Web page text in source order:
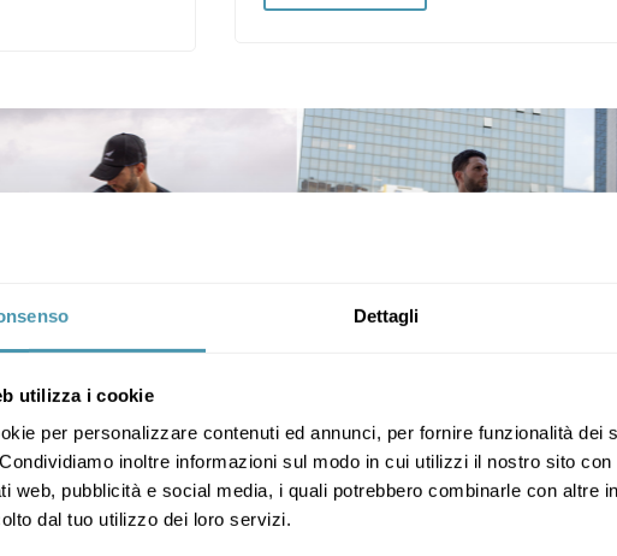
Dettagli
utilizza i cookie
per personalizzare contenuti ed annunci, per fornire funzionalità dei
inoltre informazioni sul modo in cui utilizzi il nostro sito
web, pubblicità e social media, i quali potrebbero combinarle con altre
dal tuo utilizzo dei loro servizi.